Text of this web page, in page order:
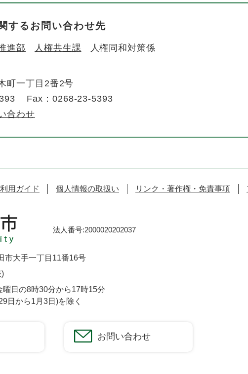
するお問い合わせ先
進部 人権共生課 人権同和対策係
町一丁目2番2号
Fax：0268-23-5393
合わせ
用ガイド 個人情報の取扱い リンク・著作権・免責事項
法人番号:2000020202037
大手一丁目11番16号
)
曜日の8時30分から17時15分
日から1月3日)を除く
お問い合わせ